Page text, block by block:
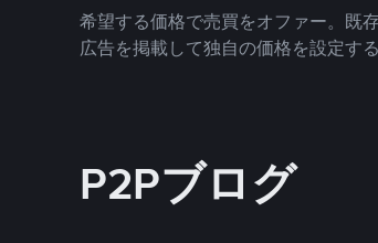
希望する価格で売買をオファー。既
広告を掲載して独自の価格を設定す
P2Pブログ